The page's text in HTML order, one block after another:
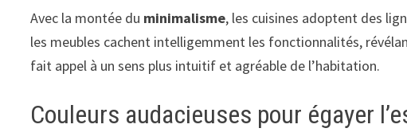
Avec la montée du minimalisme, les cuisines adoptent des
les meubles cachent intelligemment les fonctionnalités,
fait appel à un sens plus intuitif et agréable de l’habitation.
Couleurs audacieuses pour égayer